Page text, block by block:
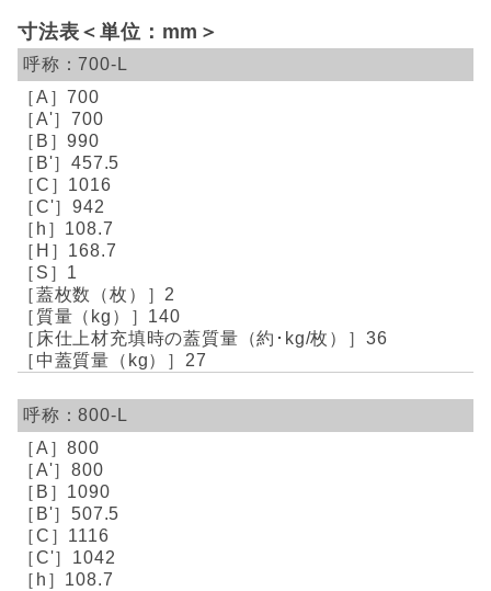
寸法表＜単位：mm＞
700-L
700
700
990
457.5
1016
942
108.7
168.7
1
2
140
36
27
800-L
800
800
1090
507.5
1116
1042
108.7